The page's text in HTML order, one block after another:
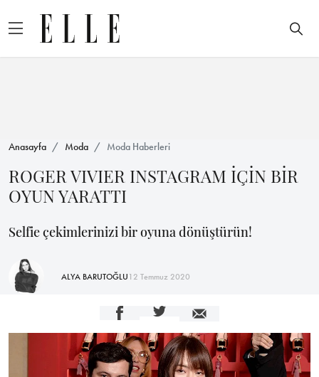
Anasayfa Moda Moda Haberleri
ROGER VIVIER INSTAGRAM İÇİN BİR
OYUN YARATTI
Selfie çekimlerinizi bir oyuna dönüştürün!
ALYA BARUTOĞLU12 Temmuz 2020